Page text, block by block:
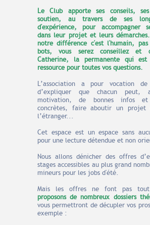
Le Club apporte ses conseils,
soutien, au travers de ses
d'expérience, pour accompagner
dans leur projet et leurs
notre différence c'est l'humain,
bots, vous serez conseillez et
Catherine, la permanente qui est
ressource pour toutes vos questions.
L’association a pour vocation
d’expliquer que chacun
motivation, de bonnes infos
concrètes, faire aboutir un projet
l’étranger...
Cet espace est un espace sans
pour une lecture détendue et non
Nous allons dénicher des offres
stages accessibles au plus grand
mineurs pour les jobs d'été.
Mais les offres ne font pas
proposons de nombreux dossiers
vous permettront de décupler vos
exemple :